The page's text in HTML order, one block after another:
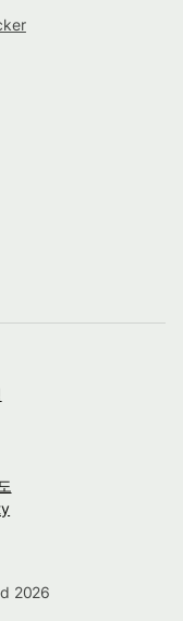
2026